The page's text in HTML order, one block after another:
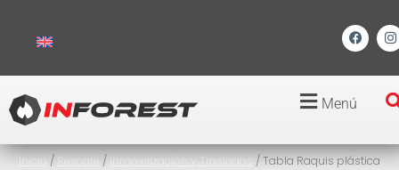
Menú
Inicio/Rescate/Inmovilización y Traslados/ Tabla Raquis plástica